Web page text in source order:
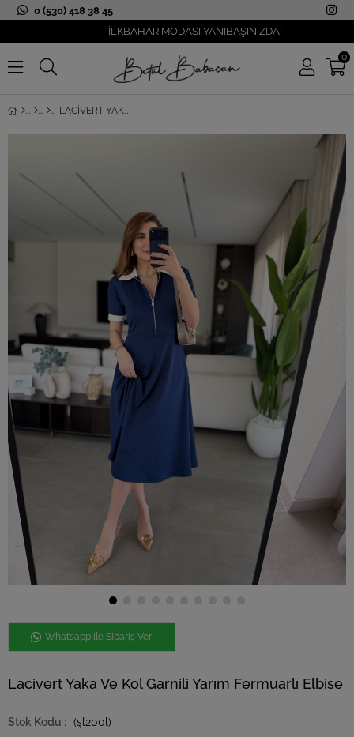
0 (530) 418 38 45
İLKBAHAR MODASI YANIBAŞINIZDA!
0
LACIVERT YAKA VE KOL GARNILI YARIM FERMUARLI ELBISE
Whatsapp ile Sipariş Ver
Lacivert Yaka Ve Kol Garnili Yarım Fermuarlı Elbise
(şl200l)